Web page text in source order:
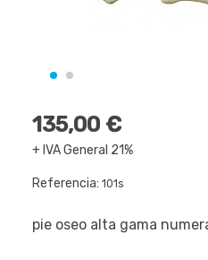
135,00 €
+ IVA General 21%
Referencia: 101s
pie oseo alta gama